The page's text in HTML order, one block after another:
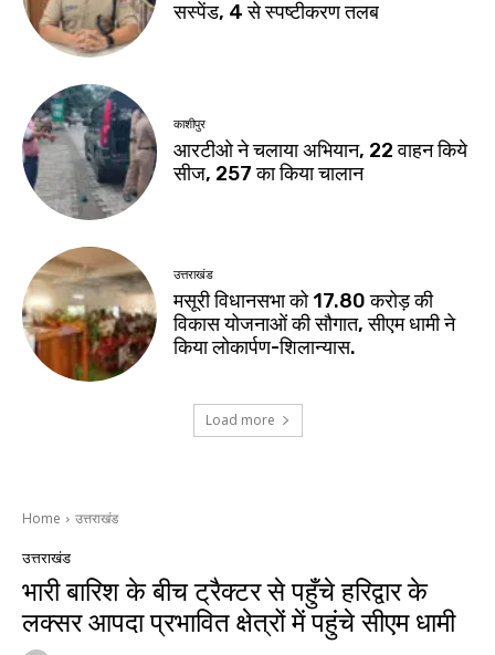
सस्पेंड, 4 से स्पष्टीकरण तलब
काशीपुर
आरटीओ ने चलाया अभियान, 22 वाहन किये
सीज, 257 का किया चालान
उत्तराखंड
मसूरी विधानसभा को 17.80 करोड़ की
विकास योजनाओं की सौगात, सीएम धामी ने
किया लोकार्पण-शिलान्यास.
Load more